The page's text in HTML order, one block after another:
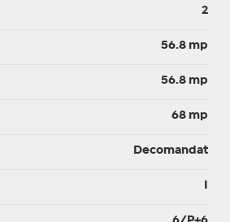
2
56.8 mp
56.8 mp
68 mp
Decomandat